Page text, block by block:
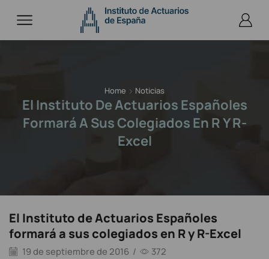
Home Noticias
El Instituto De Actuarios Españoles
Formará A Sus Colegiados En R Y R-
Excel
El Instituto de Actuarios Españoles
formará a sus colegiados en R y R-Excel
19 de septiembre de 2016 / 372